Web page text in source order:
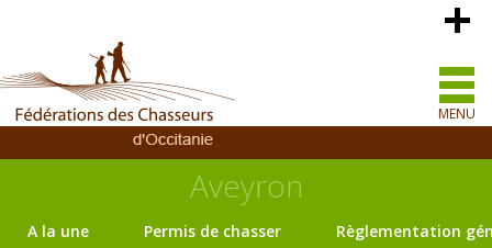
MENU
Aveyron
A la une Permis de chasser Règlementation